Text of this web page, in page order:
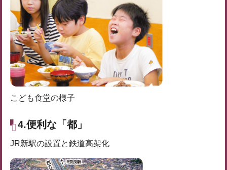
こども食堂の様子
4.便利な「都」
JR新駅の設置と鉄道高架化